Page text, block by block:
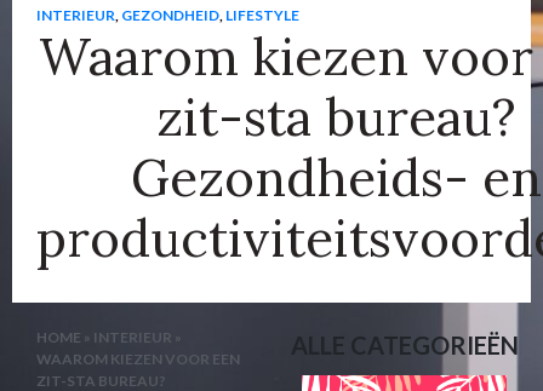
INTERIEUR GEZONDHEID LIFESTYLE
Waarom kiezen
zit-sta bureau?
Gezondheids- en
HOME » INTERIEUR »
WAAROM KIEZEN VOOR EEN
ZIT-STA BUREAU?
ALLE CATEGORIEËN